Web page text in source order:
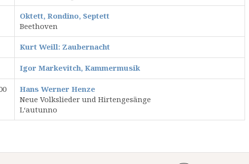
Oktett, Rondino, Septett
Beethoven
Kurt Weill: Zaubernacht
Igor Markevitch, Kammermusik
Hans Werner Henze
Neue Volkslieder und Hirtengesänge
L‘autunno